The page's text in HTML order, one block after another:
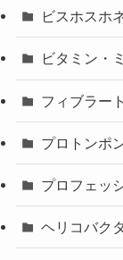
ビスホスホ
ビタミン・
フィブラー
プロトンポ
プロフェッ
ヘリコバク